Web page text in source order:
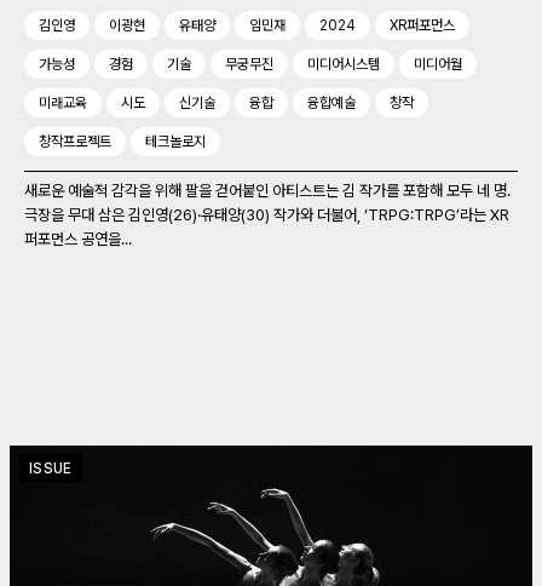
김인영 이광현 유태양 임민재 2024 XR퍼포먼스
가능성 경험 기술 무궁무진 미디어시스템 미디어월
미래교육 시도 신기술 융합 융합예술 창작
창작프로젝트 테크놀로지
새로운 예술적 감각을 위해 팔을 걷어붙인 아티스트는 김 작가를 포함해 모두 네 명.
극장을 무대 삼은 김인영(26)‧유태양(30) 작가와 더불어, ‘TRPG:TRPG’라는 XR
퍼포먼스 공연을...
ISSUE